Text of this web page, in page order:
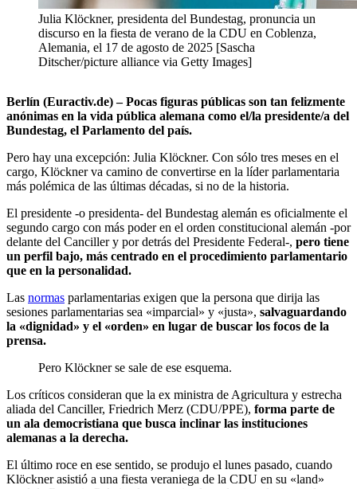
Julia Klöckner, presidenta del Bundestag, pronuncia un
discurso en la fiesta de verano de la CDU en Coblenza,
Alemania, el 17 de agosto de 2025 [Sascha
Ditscher/picture alliance via Getty Images]
Berlín (Euractiv.de) – Pocas figuras públicas son tan felizmente
anónimas en la vida pública alemana como el/la presidente/a del
Bundestag, el Parlamento del país.
Pero hay una excepción: Julia Klöckner. Con sólo tres meses en el
cargo, Klöckner va camino de convertirse en la líder parlamentaria
más polémica de las últimas décadas, si no de la historia.
El presidente -o presidenta- del Bundestag alemán es oficialmente el
segundo cargo con más poder en el orden constitucional alemán -por
delante del Canciller y por detrás del Presidente Federal-, pero tiene
un perfil bajo, más centrado en el procedimiento parlamentario
que en la personalidad.
Las normas parlamentarias exigen que la persona que dirija las
sesiones parlamentarias sea «imparcial» y «justa», salvaguardando
la «dignidad» y el «orden» en lugar de buscar los focos de la
prensa.
Pero Klöckner se sale de ese esquema.
Los críticos consideran que la ex ministra de Agricultura y estrecha
aliada del Canciller, Friedrich Merz (CDU/PPE), forma parte de
un ala democristiana que busca inclinar las instituciones
alemanas a la derecha.
El último roce en ese sentido, se produjo el lunes pasado, cuando
Klöckner asistió a una fiesta veraniega de la CDU en su «land»